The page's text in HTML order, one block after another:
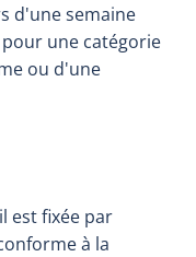
d'une semaine
une catégorie
ou d'une
est fixée par
à la